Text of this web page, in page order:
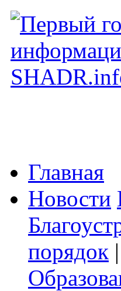
Главная
Новости
порядок |